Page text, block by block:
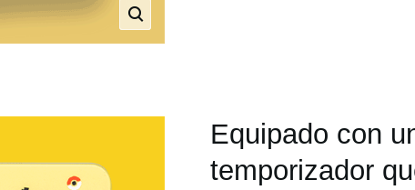
Equipado con
temporizador